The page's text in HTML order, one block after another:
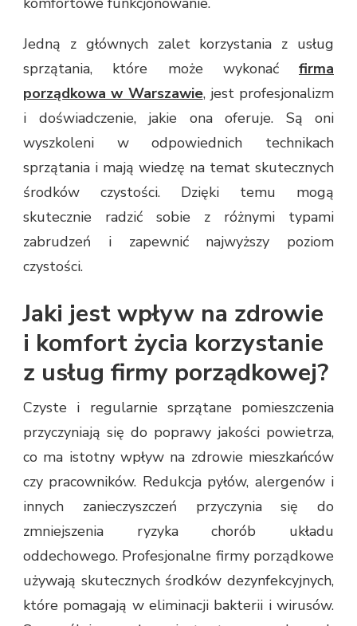
Jedną z głównych zalet korzystania z usług
sprzątania, które może wykonać firma
porządkowa w Warszawie, jest profesjonalizm
i doświadczenie, jakie ona oferuje. Są oni
wyszkoleni w odpowiednich technikach
sprzątania i mają wiedzę na temat skutecznych
środków czystości. Dzięki temu mogą
skutecznie radzić sobie z różnymi typami
zabrudzeń i zapewnić najwyższy poziom
czystości.
Jaki jest wpływ na zdrowie
i komfort życia korzystanie
z usług firmy porządkowej?
Czyste i regularnie sprzątane pomieszczenia
przyczyniają się do poprawy jakości powietrza,
co ma istotny wpływ na zdrowie mieszkańców
czy pracowników. Redukcja pyłów, alergenów i
innych zanieczyszczeń przyczynia się do
zmniejszenia ryzyka chorób układu
oddechowego. Profesjonalne firmy porządkowe
używają skutecznych środków dezynfekcyjnych,
które pomagają w eliminacji bakterii i wirusów.